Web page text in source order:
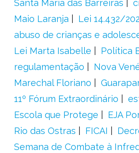
Santa Maria das Barreiras
Maio Laranja
Lei 14.432/202
abuso de crianças e
Lei Marta Isabelle
Política
regulamentação
Nova
Marechal Floriano
11º Fórum Extraordinário
Escola que Protege
EJA
Rio das Ostras
FICAI
Semana de Combate à